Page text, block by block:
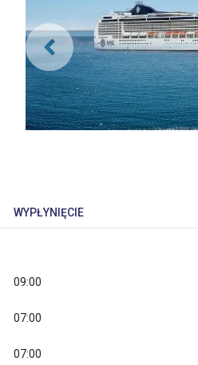
WYPŁYNIĘCIE
09:00
07:00
07:00